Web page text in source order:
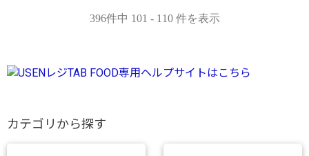
396件中 101 - 110 件を表示
カテゴリから探す